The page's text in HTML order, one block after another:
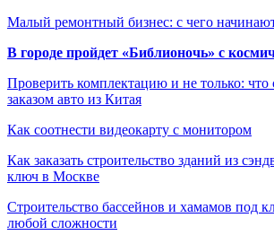
Малый ремонтный бизнес: с чего
В городе пройдет «Библионочь» с
Проверить комплектацию и не только: что
заказом авто из Китая
Как соотнести видеокарту с монитором
Как заказать строительство зданий из
ключ в Москве
Строительство бассейнов и хамамов под
любой сложности